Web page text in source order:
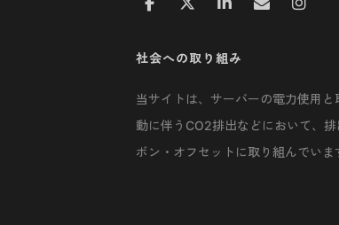
社会への取り組み
当サイトは、サーバーの電力使用
動に伴うCO2排出などにおいて、
ボン・オフセットに取り組んでいま